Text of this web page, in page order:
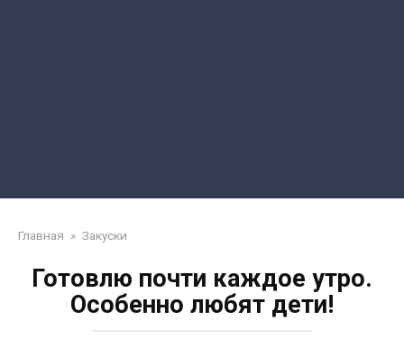
Главная » Закуски
Готовлю почти каждое утро.
Особенно любят дети!